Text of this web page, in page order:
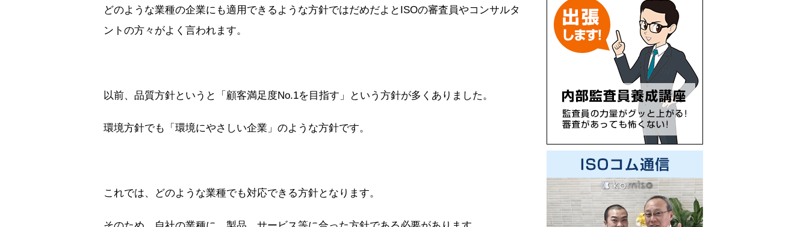
どのような業種の企業にも適用できるような方針ではだめだよとISOの審査員やコンサルタ
ントの方々がよく言われます。
以前、品質方針というと「顧客満足度No.1を目指す」という方針が多くありました。
環境方針でも「環境にやさしい企業」のような方針です。
これでは、どのような業種でも対応できる方針となります。